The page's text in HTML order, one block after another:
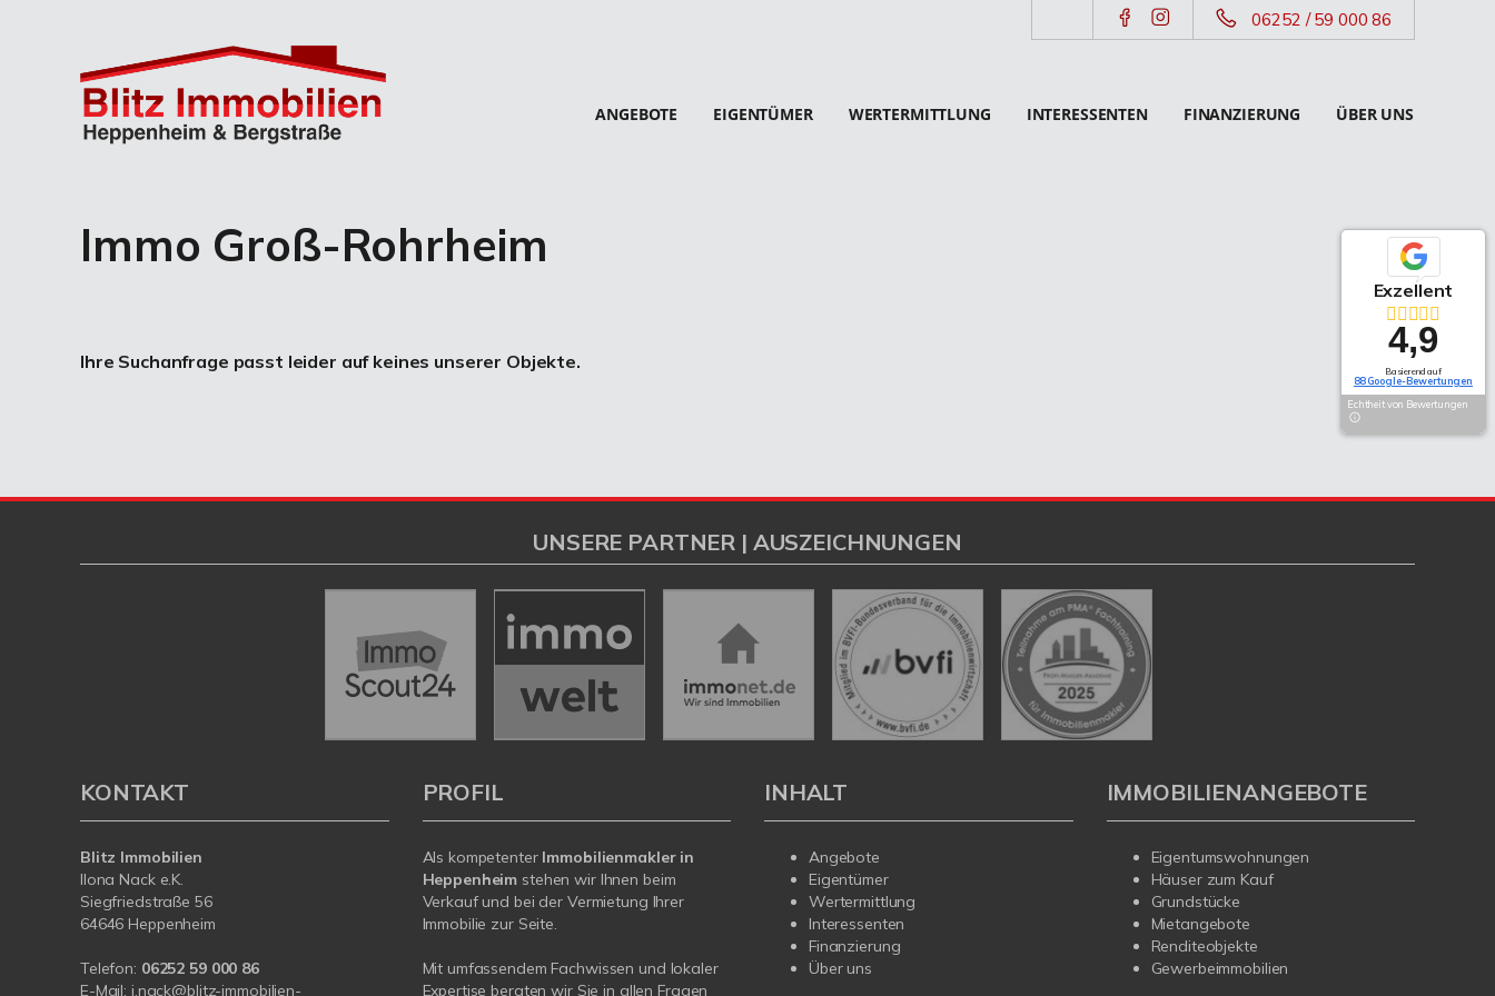
06252 / 59 000 86
ANGEBOTE EIGENTÜMER WERTERMITTLUNG INTERESSENTEN FINANZIERUNG ÜBER UNS
Immo Groß-Rohrheim
Ihre Suchanfrage passt leider auf keines unserer Objekte.
Exzellent
4,9
Basierend auf
88 Google-Bewertungen
Echtheit von Bewertungen
UNSERE PARTNER | AUSZEICHNUNGEN
KONTAKT
Blitz Immobilien
Ilona Nack e.K.
Siegfriedstraße 56
64646 Heppenheim
Telefon: 06252 59 000 86
E-Mail: i.nack@blitz-immobilien-
PROFIL
Als kompetenter Immobilienmakler in
Heppenheim stehen wir Ihnen beim
Verkauf und bei der Vermietung Ihrer
Immobilie zur Seite.
Mit umfassendem Fachwissen und lokaler
Expertise beraten wir Sie in allen Fragen
INHALT
Angebote
Eigentümer
Wertermittlung
Interessenten
Finanzierung
Über uns
IMMOBILIENANGEBOTE
Eigentumswohnungen
Häuser zum Kauf
Grundstücke
Mietangebote
Renditeobjekte
Gewerbeimmobilien